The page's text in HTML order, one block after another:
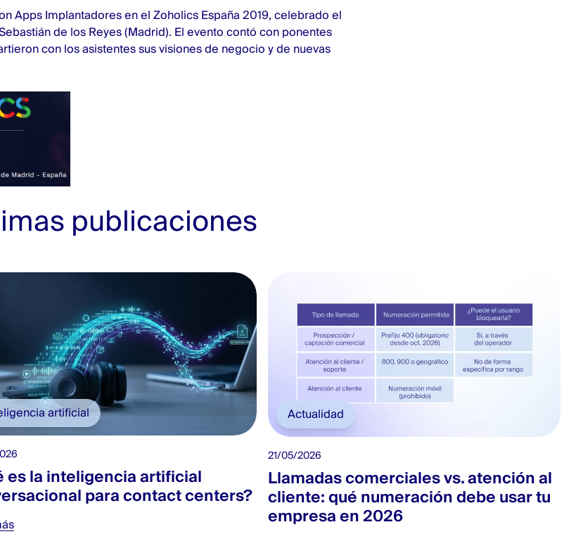
Apps Implantadores en el Zoholics España 2019, celebrado el
de los Reyes (Madrid). El evento contó con ponentes
con los asistentes sus visiones de negocio y de nuevas
publicaciones
artificial
es la inteligencia artificial
para contact centers?
Actualidad
21/05/2026
Llamadas comerciales vs. atención al
cliente: qué numeración debe usar tu
empresa en 2026